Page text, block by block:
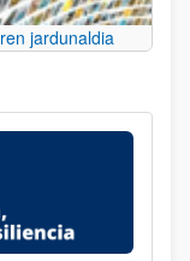
jardunaldia